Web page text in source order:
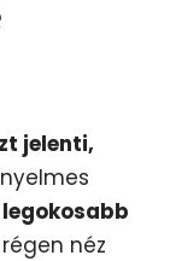
jelenti,
néz